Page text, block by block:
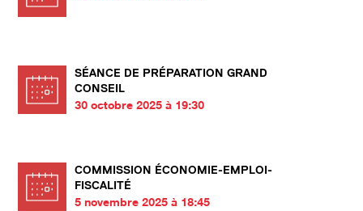
SÉANCE DE PRÉPARATION GRAND
CONSEIL
30 octobre 2025 à 19:30
COMMISSION ÉCONOMIE-EMPLOI-
FISCALITÉ
5 novembre 2025 à 18:45